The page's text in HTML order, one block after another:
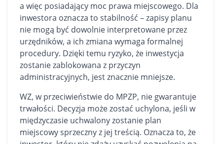
a więc posiadający moc prawa miejscowego. Dla
inwestora oznacza to stabilność – zapisy planu
nie mogą być dowolnie interpretowane przez
urzędników, a ich zmiana wymaga formalnej
procedury. Dzięki temu ryzyko, że inwestycja
zostanie zablokowana z przyczyn
administracyjnych, jest znacznie mniejsze.
WZ, w przeciwieństwie do MPZP, nie gwarantuje
trwałości. Decyzja może zostać uchylona, jeśli w
międzyczasie uchwalony zostanie plan
miejscowy sprzeczny z jej treścią. Oznacza to, że